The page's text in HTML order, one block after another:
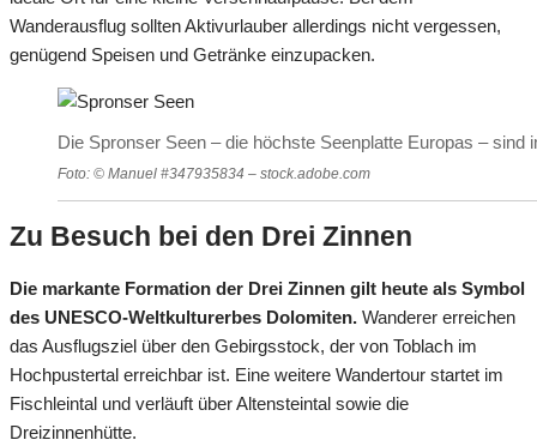
Wanderausflug sollten Aktivurlauber allerdings nicht vergessen,
genügend Speisen und Getränke einzupacken.
Die Spronser Seen – die höchste Seenplatte Europas –
Foto: © Manuel #347935834 – stock.adobe.com
Zu Besuch bei den Drei Zinnen
Die markante Formation der Drei Zinnen gilt heute als Symbol
des UNESCO-Weltkulturerbes Dolomiten. Wanderer erreichen
das Ausflugsziel über den Gebirgsstock, der von Toblach im
Hochpustertal erreichbar ist. Eine weitere Wandertour startet im
Fischleintal und verläuft über Altensteintal sowie die
Dreizinnenhütte.